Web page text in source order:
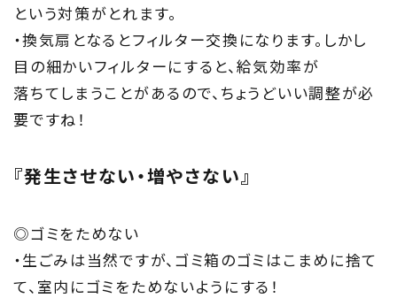
という対策がとれます。
・換気扇となるとフィルター交換になります。しかし
目の細かいフィルターにすると、給気効率が
落ちてしまうことがあるので、ちょうどいい調整が必
要ですね！
『発生させない・増やさない』
◎ゴミをためない
・生ごみは当然ですが、ゴミ箱のゴミはこまめに捨て
て、室内にゴミをためないようにする！